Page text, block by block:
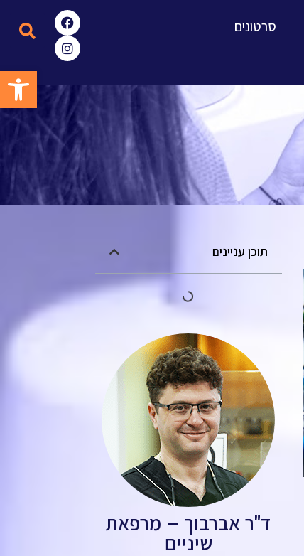
סרטונים
תוכן עניינים
ד"ר אברבוך – מרפאת
שיניים
פתח